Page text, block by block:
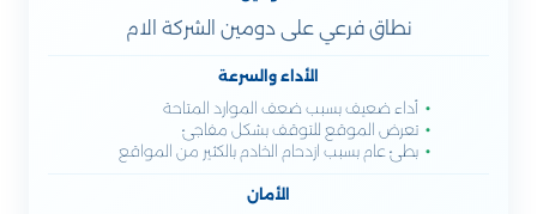
نطاق فرعي على دومين الشركة الام
الأداء والسرعة
أداء ضعيف بسبب ضعف الموارد المتاحة
تعرض الموقع للتوقف بشكل مفاجئ
بطئ عام بسبب ازدحام الخادم بالكثير من المواقع
الأمان